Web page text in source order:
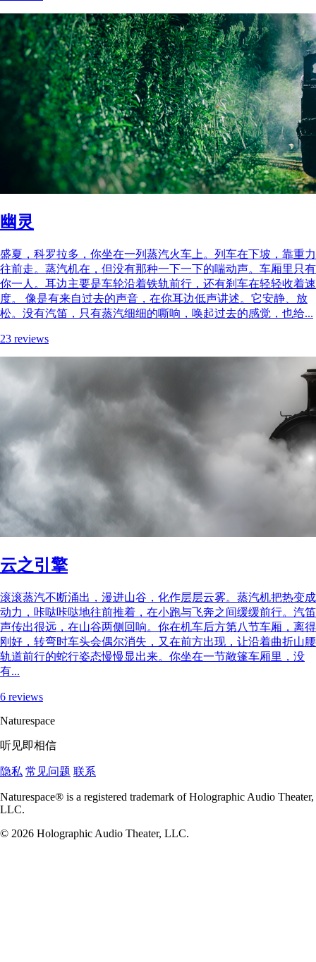
幽灵
盛夏，科罗拉多，你坐在一列蒸汽火车上。列车在下坡，靠重力
往前走。蒸汽机在，但没有那种一下一下的喘动声。车厢里只有
你一人。耳边主要是车轮沿着铁轨前行，还有刹车在轻轻收着速
度。 像是有来自过去的声音，在你耳边低声讲述。它安静、放
松。没有汽笛，只有蒸汽细细的嘶响，唤起过去的感觉，也给...
23 reviews
云之引擎
滚滚蒸汽不断涌出，漫进山谷，化作层层云雾。蒸汽机把热变成
动力，咔哒咔哒地往前推着，在小跑与飞奔之间缓缓前行。汽笛
声传出很远，在山谷两侧回响。你在机车后方第八节车厢，离得
刚好，转弯时车头会偶尔消失，又在前方出现，让沿着曲折山腰
轨道前行的蛇行姿态慢慢显出来。你坐在一节敞篷车厢里，没
有...
6 reviews
Naturespace
听见即相信
隐私 常见问题 联系
Naturespace® is a registered trademark of Holographic Audio Theater,
LLC.
© 2026 Holographic Audio Theater, LLC.